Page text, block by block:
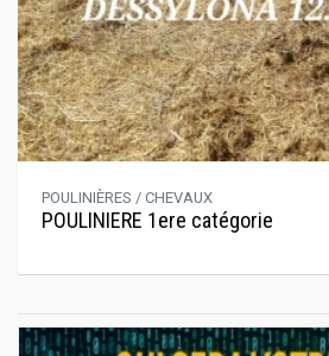
POULINIÈRES / CHEVAUX
POULINIERE 1ere catégorie